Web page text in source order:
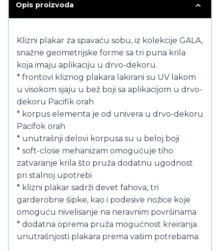
Opis proizvoda
Klizni plakar za spavaću sobu, iz kolekcije GALA,
snažne geometrijske forme sa tri puna krila
koja imaju aplikaciju u drvo-dekoru.
* frontovi kliznog plakara lakirani su UV lakom
u visokom sjaju u bež boji sa aplikacijom u drvo-
dekoru Pacifik orah
* korpus elementa je od univera u drvo-dekoru
Pacifok orah
* unutrašnji delovi korpusa su u beloj boji
* soft-close mehanizam omogućuje tiho
zatvaranje krila što pruža dodatnu ugodnost
pri stalnoj upotrebi
* klizni plakar sadrži devet fahova, tri
garderobne šipke, kao i podesive nožice koje
omoguću nivelisanje na neravnim površinama
* dodatna oprema pruža mogućnost kreiranja
unutrašnjosti plakara prema vašim potrebama.